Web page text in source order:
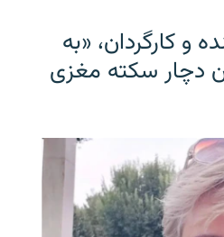
و کارگردان، «به
دچار سکته مغزی